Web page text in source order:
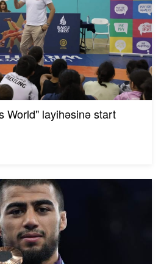
World" layihəsinə start